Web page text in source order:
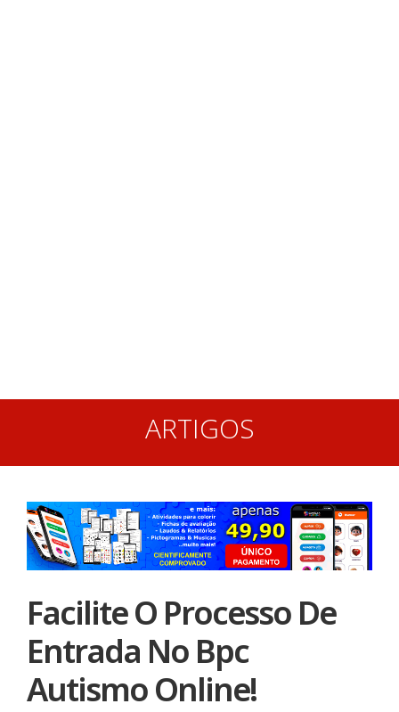
ARTIGOS
Facilite O Processo De
Entrada No Bpc
Autismo Online!